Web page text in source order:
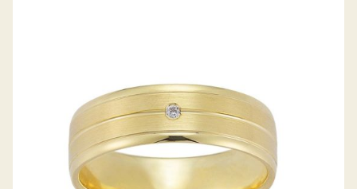
GERSTNER TRAURINGE